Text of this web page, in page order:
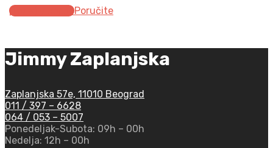
Додај у корпуPoručite
Jimmy Zaplanjska
Zaplanjska 57e, 11010 Beograd
011 / 397 – 6628
064 / 053 – 5007
Ponedeljak-Subota: 09h – 00h
Nedelja: 12h – 00h